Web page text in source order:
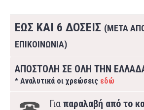
ΕΩΣ ΚΑΙ 6 ΔΟΣΕΙΣ (ΜΕΤΑ
ΕΠΙΚΟΙΝΩΝΙΑ)
ΑΠΟΣΤΟΛΗ ΣΕ ΟΛΗ ΤΗΝ
* Αναλυτικά οι χρεώσεις εδώ
Για παραλαβή από το